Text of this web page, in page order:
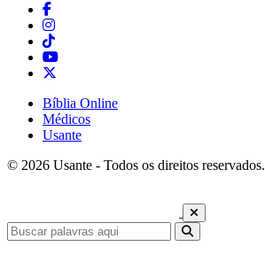
Bíblia Online
Médicos
Usante
© 2026 Usante - Todos os direitos reservados.